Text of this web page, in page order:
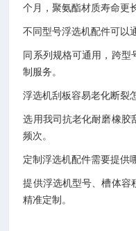
个月，聚氨酯材质寿命更
不同型号浮选机配件可以
同系列规格可通用，跨型
制服务。
浮选机刮板容易老化断裂
选用我司抗老化耐磨橡胶
频次。
定制浮选机配件需要提供
提供浮选机型号、槽体容
精准定制。